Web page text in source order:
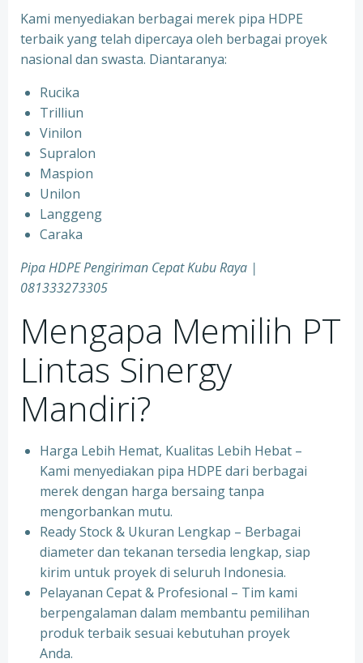
Kami menyediakan berbagai merek pipa HDPE
terbaik yang telah dipercaya oleh berbagai proyek
nasional dan swasta. Diantaranya:
Rucika
Trilliun
Vinilon
Supralon
Maspion
Unilon
Langgeng
Caraka
Pipa HDPE Pengiriman Cepat Kubu Raya |
081333273305
Mengapa Memilih PT
Lintas Sinergy
Mandiri?
Harga Lebih Hemat, Kualitas Lebih Hebat –
Kami menyediakan pipa HDPE dari berbagai
merek dengan harga bersaing tanpa
mengorbankan mutu.
Ready Stock & Ukuran Lengkap – Berbagai
diameter dan tekanan tersedia lengkap, siap
kirim untuk proyek di seluruh Indonesia.
Pelayanan Cepat & Profesional – Tim kami
berpengalaman dalam membantu pemilihan
produk terbaik sesuai kebutuhan proyek
Anda.